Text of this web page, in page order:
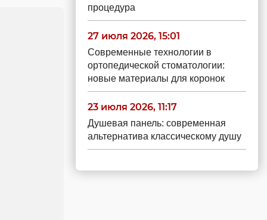
процедура
27 июля 2026, 15:01
Современные технологии в
ортопедической стоматологии:
новые материалы для коронок
23 июля 2026, 11:17
Душевая панель: современная
альтернатива классическому душу